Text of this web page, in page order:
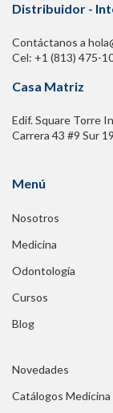
Distribuidor -
Contáctanos a
Cel: +1 (813) 475-
Casa Matriz
Edif. Square Torre
Carrera 43 #9 Sur
Menú
Nosotros
Medicina
Odontología
Cursos
Blog
Novedades
Catálogos Medicina